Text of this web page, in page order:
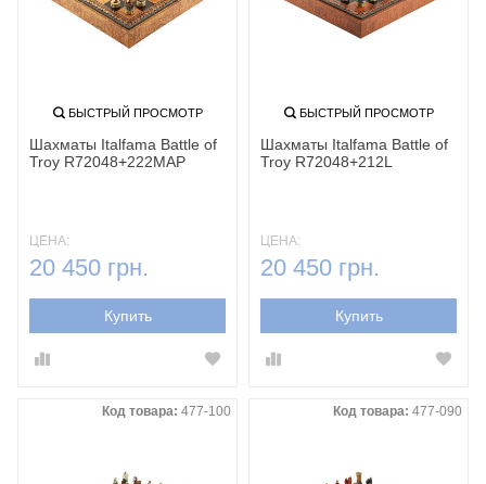
БЫСТРЫЙ ПРОСМОТР
Шахматы Italfama Battle of
Troy R72048+222MAP
ЦЕНА:
20 450 грн.
Купить
БЫСТРЫЙ ПРОСМОТР
Шахматы Italfama Battle of
Troy R72048+212L
ЦЕНА:
20 450 грн.
Купить
Код товара: 477-100 Код товара: 477-090